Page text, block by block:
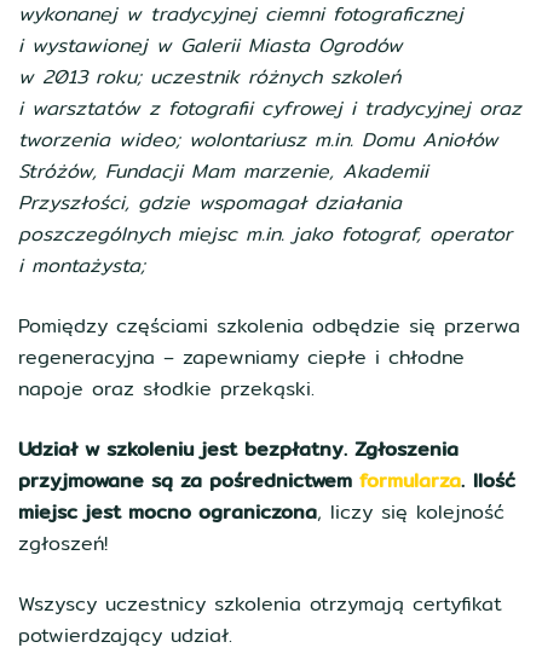
wykonanej w tradycyjnej ciemni fotograficznej
i wystawionej w Galerii Miasta Ogrodów
w 2013 roku; uczestnik różnych szkoleń
i warsztatów z fotografii cyfrowej i tradycyjnej oraz
tworzenia wideo; wolontariusz m.in. Domu Aniołów
Stróżów, Fundacji Mam marzenie, Akademii
Przyszłości, gdzie wspomagał działania
poszczególnych miejsc m.in. jako fotograf, operator
i montażysta;
Pomiędzy częściami szkolenia odbędzie się przerwa
regeneracyjna – zapewniamy ciepłe i chłodne
napoje oraz słodkie przekąski.
Udział w szkoleniu jest bezpłatny. Zgłoszenia
przyjmowane są za pośrednictwem formularza. Ilość
miejsc jest mocno ograniczona, liczy się kolejność
zgłoszeń!
Wszyscy uczestnicy szkolenia otrzymają certyfikat
potwierdzający udział.